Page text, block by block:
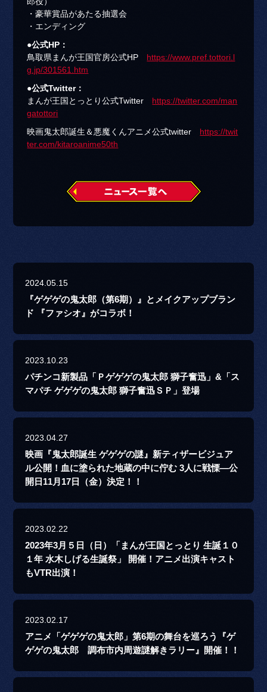
・豪華賞品があたる抽選会
・エンディング
●公式HP：
鳥取県まんが王国官房公式HP
https://www.pref.tottori.l
g.jp/301561.htm
●公式Twitter：
まんが王国とっとり公式Twitter
https://twitter.com/man
gatottori
映画鬼太郎誕生＆悪魔くんアニメ公式twitter
https://twit
ter.com/kitaroanime50th
2024.05.15
『ゲゲゲの鬼太郎（第6期）』とメイクアップブラン
ド 『ファシオ』がコラボ！
2023.10.23
パチンコ新製品「Ｐゲゲゲの鬼太郎 獅子奮迅」&「ス
マパチ ゲゲゲの鬼太郎 獅子奮迅ＳＰ」登場
2023.04.27
映画『鬼太郎誕生 ゲゲゲの謎』新ティザービジュア
ル公開！血に塗られた地蔵の中に佇む 3人に戦慄―公
開日11月17日（金）決定！！
2023.02.22
2023年3月５日（日）「まんが王国とっとり 生誕１０
１年 水木しげる生誕祭」 開催！アニメ出演キャスト
もVTR出演！
2023.02.17
アニメ「ゲゲゲの鬼太郎」第6期の舞台を巡ろう『ゲ
ゲゲの鬼太郎 調布市内周遊謎解きラリー』開催！！